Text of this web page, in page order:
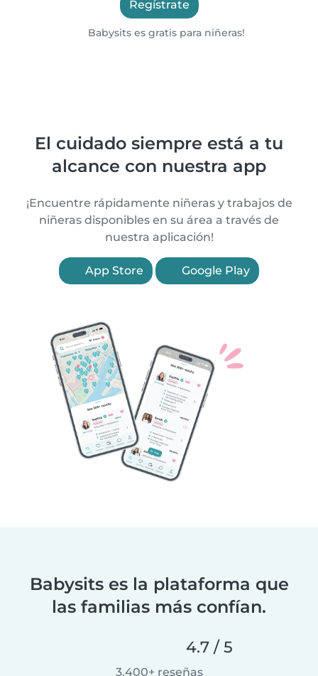
Regístrate
Babysits es gratis para niñeras!
El cuidado siempre está a tu
alcance con nuestra app
¡Encuentre rápidamente niñeras y trabajos de
niñeras disponibles en su área a través de
nuestra aplicación!
App Store Google Play
Babysits es la plataforma que
las familias más confían.
4.7 / 5
3,400+ reseñas